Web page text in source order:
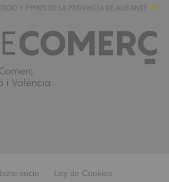
socio
Ley de Cookies